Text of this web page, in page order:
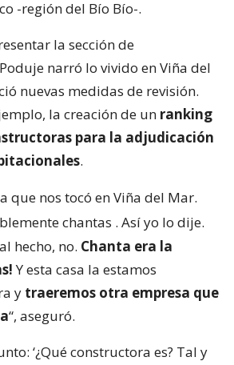
-región del Bío Bío-.
la sección de
narró lo vivido en Viña del
nuevas medidas de revisión.
la creación de un ranking
para la adjudicación
.
que nos tocó en Viña del Mar.
chantas . Así yo lo dije.
hecho, no. Chanta era la
Y esta casa la estamos
y traeremos otra empresa que
“, aseguró.
‘¿Qué constructora es? Tal y